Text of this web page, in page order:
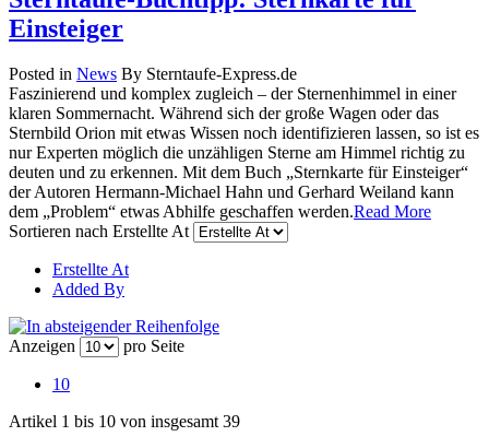
Einsteiger
Posted in News By Sterntaufe-Express.de
Faszinierend und komplex zugleich – der Sternenhimmel in einer
klaren Sommernacht. Während sich der große Wagen oder das
Sternbild Orion mit etwas Wissen noch identifizieren lassen, so ist es
nur Experten möglich die unzähligen Sterne am Himmel richtig zu
deuten und zu erkennen. Mit dem Buch „Sternkarte für Einsteiger“
der Autoren Hermann-Michael Hahn und Gerhard Weiland kann
dem „Problem“ etwas Abhilfe geschaffen werden.Read More
Sortieren nach Erstellte At
Erstellte At
Added By
Anzeigen pro Seite
10
Artikel 1 bis 10 von insgesamt 39